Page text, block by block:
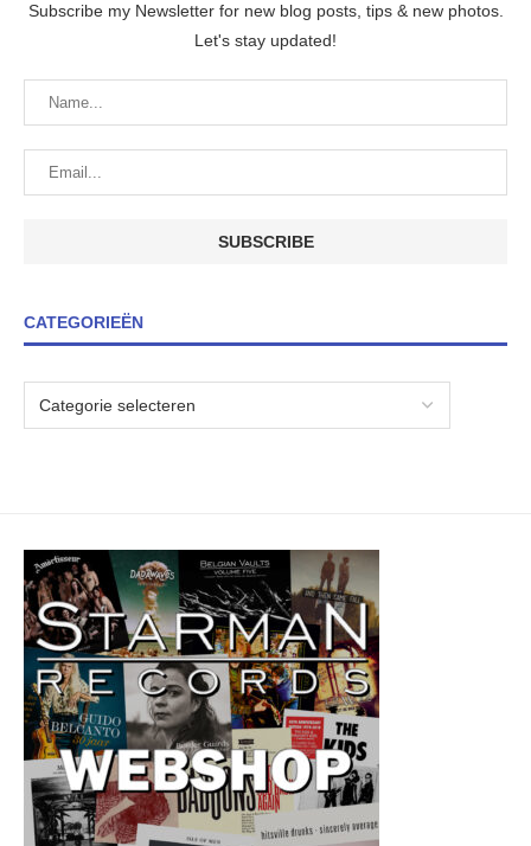
Subscribe my Newsletter for new blog posts, tips & new photos.
Let's stay updated!
CATEGORIEËN